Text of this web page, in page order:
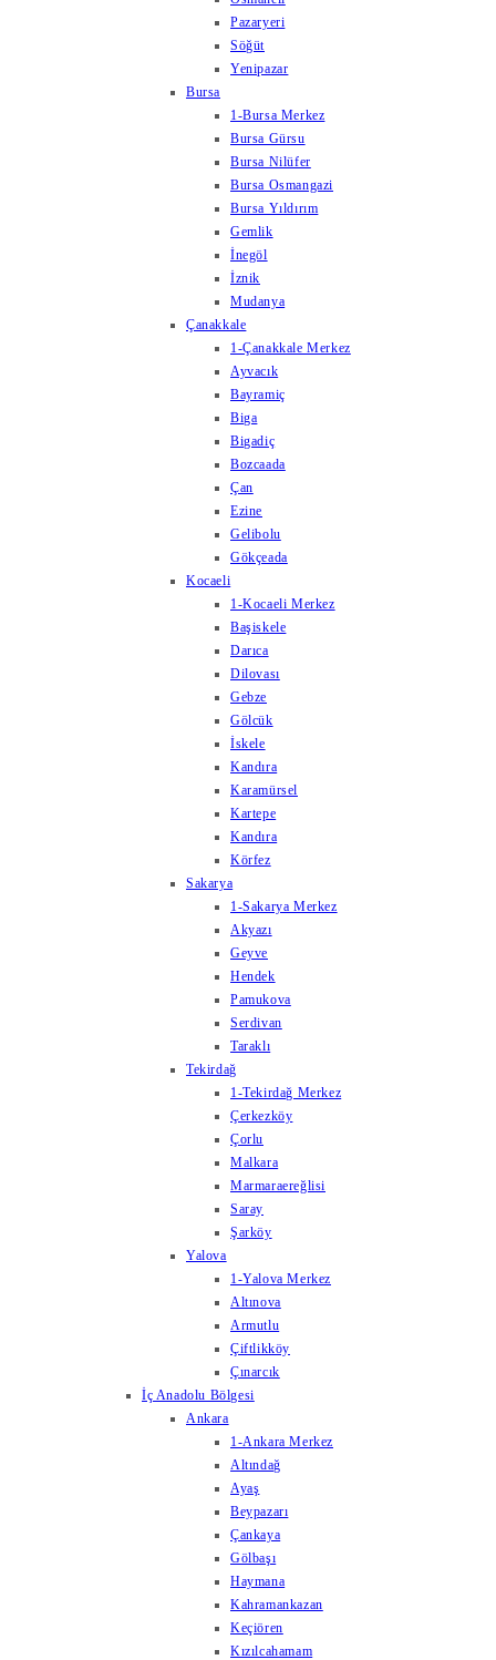
Pazaryeri
Söğüt
Yenipazar
Bursa
1-Bursa Merkez
Bursa Gürsu
Bursa Nilüfer
Bursa Osmangazi
Bursa Yıldırım
Gemlik
İnegöl
İznik
Mudanya
Çanakkale
1-Çanakkale Merkez
Ayvacık
Bayramiç
Biga
Bigadiç
Bozcaada
Çan
Ezine
Gelibolu
Gökçeada
Kocaeli
1-Kocaeli Merkez
Başiskele
Darıca
Dilovası
Gebze
Gölcük
İskele
Kandıra
Karamürsel
Kartepe
Kandıra
Körfez
Sakarya
1-Sakarya Merkez
Akyazı
Geyve
Hendek
Pamukova
Serdivan
Taraklı
Tekirdağ
1-Tekirdağ Merkez
Çerkezköy
Çorlu
Malkara
Marmaraereğlisi
Saray
Şarköy
Yalova
1-Yalova Merkez
Altınova
Armutlu
Çiftlikköy
Çınarcık
İç Anadolu Bölgesi
Ankara
1-Ankara Merkez
Altındağ
Ayaş
Beypazarı
Çankaya
Gölbaşı
Haymana
Kahramankazan
Keçiören
Kızılcahamam